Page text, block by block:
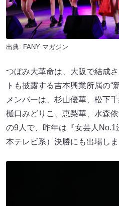
出典: FANY マガジン
つぼみ大革命は、大阪で結成
トも披露する吉本興業所属の“
メンバーは、杉山優華、松下
樋口みどりこ、恵梨華、水森
の9人で、昨年は『女芸人No.1
本テレビ系）決勝にも出場しま